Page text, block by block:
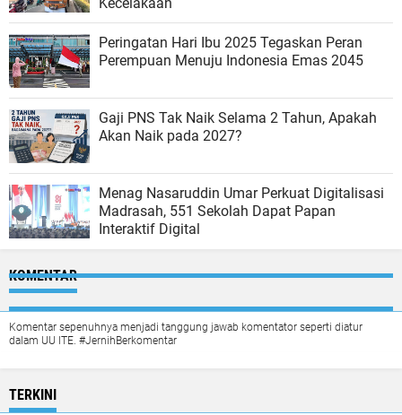
Peringatan Hari Ibu 2025 Tegaskan Peran
Perempuan Menuju Indonesia Emas 2045
Gaji PNS Tak Naik Selama 2 Tahun, Apakah
Akan Naik pada 2027?
Menag Nasaruddin Umar Perkuat Digitalisasi
Madrasah, 551 Sekolah Dapat Papan
Interaktif Digital
KOMENTAR
Komentar sepenuhnya menjadi tanggung jawab komentator seperti diatur
dalam UU ITE. #JernihBerkomentar
TERKINI